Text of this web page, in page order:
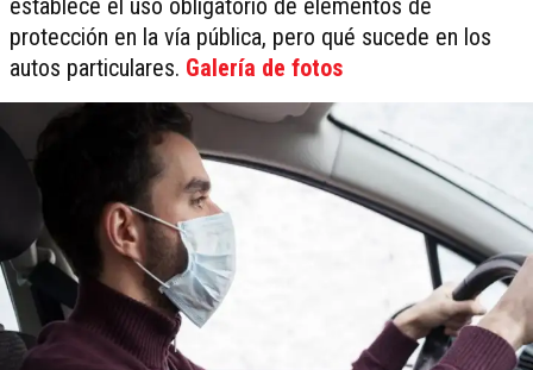
establece el uso obligatorio de elementos de
protección en la vía pública, pero qué sucede en los
autos particulares. Galería de fotos